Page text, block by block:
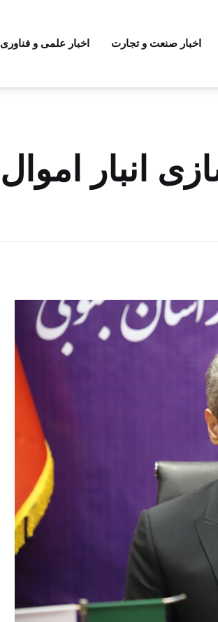
اخبار صنعت و تجارت اخبار علمی و فناوری
انبار اموال